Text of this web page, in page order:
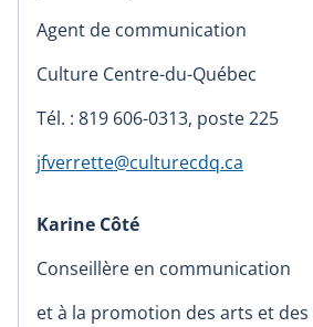
Agent de communication
Culture Centre-du-Québec
Tél. : 819 606-0313, poste 225
jfverrette@culturecdq.ca
Karine Côté
Conseillère en communication
et à la promotion des arts et